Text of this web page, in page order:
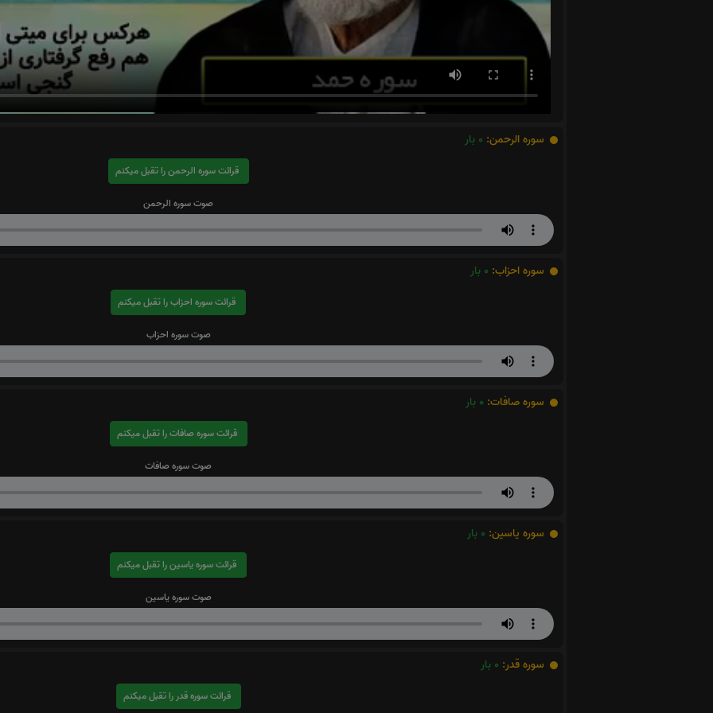
سوره الرحمن: 0 بار
قرائت سوره الرحمن را تقبل میکنم
صوت سوره الرحمن
سوره احزاب: 0 بار
قرائت سوره احزاب را تقبل میکنم
صوت سوره احزاب
سوره صافات: 0 بار
قرائت سوره صافات را تقبل میکنم
صوت سوره صافات
سوره یاسین: 0 بار
قرائت سوره یاسین را تقبل میکنم
صوت سوره یاسین
سوره قدر: 0 بار
قرائت سوره قدر را تقبل میکنم